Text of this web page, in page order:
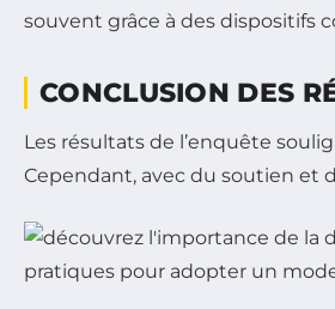
souvent grâce à des dispositifs
CONCLUSION DES
Les résultats de l’enquête
Cependant, avec du soutien et